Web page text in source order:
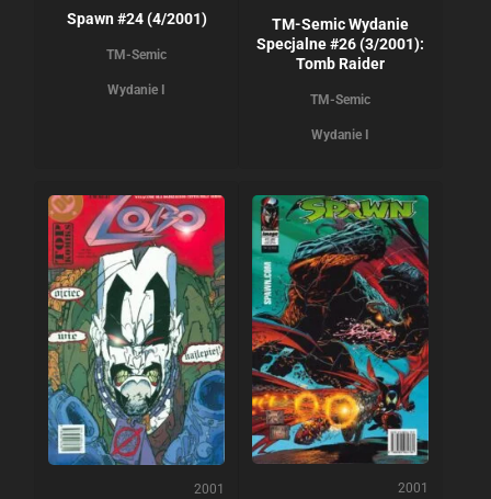
Spawn #24 (4/2001)
TM-Semic
Wydanie I
TM-Semic Wydanie
Specjalne #26 (3/2001):
Tomb Raider
TM-Semic
Wydanie I
2001 2001